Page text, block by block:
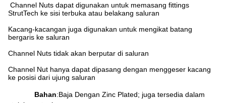
Channel Nuts dapat digunakan untuk memasang fittings
StrutTech ke sisi terbuka atau belakang saluran
Kacang-kacangan juga digunakan untuk mengikat batang
bergaris ke saluran
Channel Nuts tidak akan berputar di saluran
Channel Nut hanya dapat dipasang dengan menggeser kacang
ke posisi dari ujung saluran
Bahan:Baja Dengan Zinc Plated; juga tersedia dalam